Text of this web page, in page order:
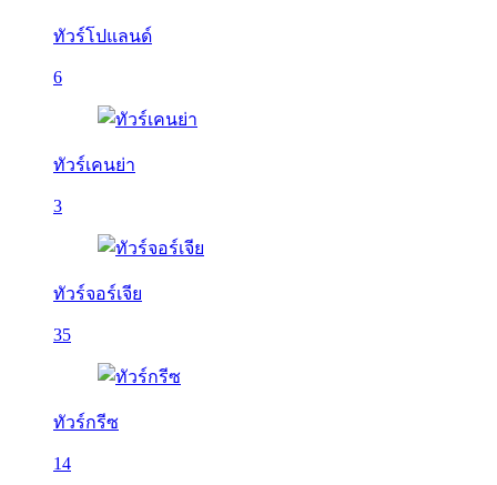
ทัวร์โปแลนด์
6
ทัวร์เคนย่า
3
ทัวร์จอร์เจีย
35
ทัวร์กรีซ
14